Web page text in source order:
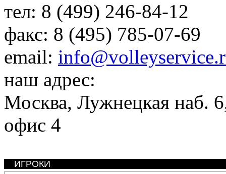
тел: 8 (499) 246-84-12
факс: 8 (495) 785-07-69
email:
наш адрес:
Москва, Лужнецкая наб.
офис 4
ИГРОКИ